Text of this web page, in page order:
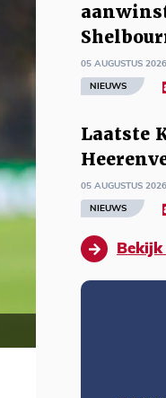
05 AUGUSTUS
NIEUWS
Laatste
05 AUGUSTUS
NIEUWS